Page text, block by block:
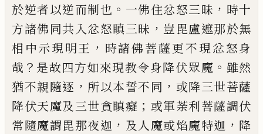
於逆者以逆而制也 。 一佛住忿怒三昧 ， 時十
方諸佛同共入忿怒瞋三昧 ， 豈毘盧遮那於無
相中示現明王 ， 時諸佛菩薩更不現忿怒身
哉 ？ 是故四方如來現教令身降伏眾魔 。 雖然
猶不親隨逐 ， 所以本誓不同 ， 或降三世菩薩
降伏天魔及三世貪瞋癡 ； 或軍荼利菩薩調伏
常隨魔謂毘那夜迦 ， 及人魔或焰魔特迦 ， 降